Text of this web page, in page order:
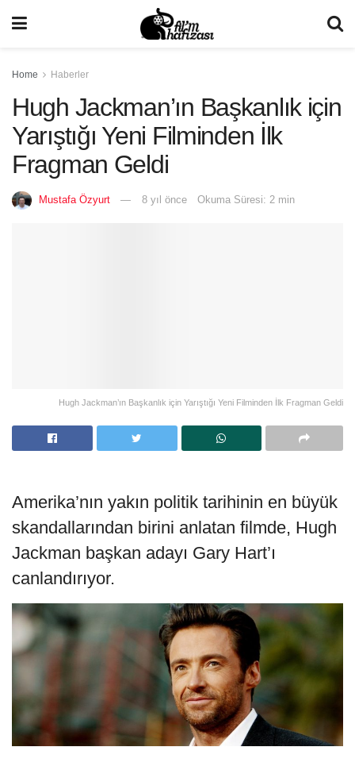
Home Haberler
Hugh Jackman’ın Başkanlık için
Yarıştığı Yeni Filminden İlk
Fragman Geldi
Mustafa Özyurt 8 yıl önce Okuma Süresi: 2 min
Hugh Jackman’ın Başkanlık için Yarıştığı Yeni Filminden İlk Fragman Geldi
Amerika’nın yakın politik tarihinin en büyük
skandallarından birini anlatan filmde, Hugh
Jackman başkan adayı Gary Hart’ı
canlandırıyor.